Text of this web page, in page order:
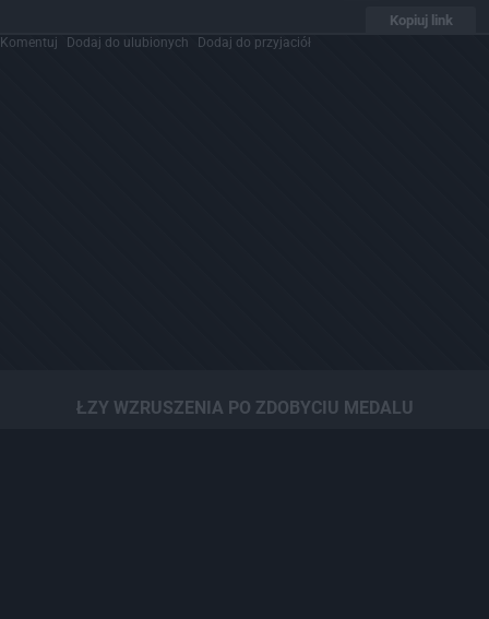
Kopiuj link
Komentuj Dodaj do ulubionych Dodaj do przyjaciół
ŁZY WZRUSZENIA PO ZDOBYCIU MEDALU